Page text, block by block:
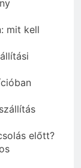
mit kell
előtt?